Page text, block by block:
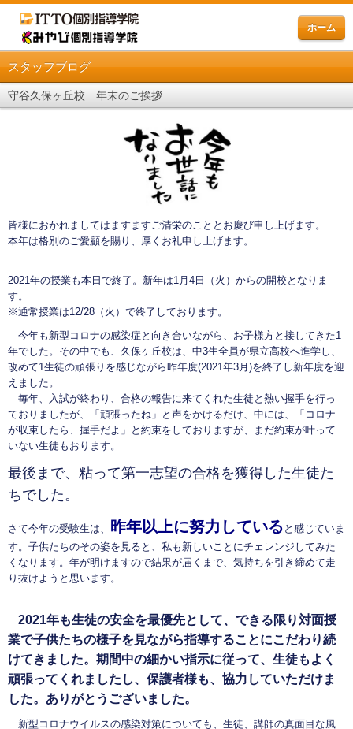
ホーム
スタッフブログ
守谷久保ヶ丘校 年末のご挨拶
皆様におかれましてはますますご清栄のこととお慶び申し上げます。
本年は格別のご愛顧を賜り、厚くお礼申し上げます。
2021年の授業も本日で終了。新年は1月4日（火）からの開校となりま
す。
※通常授業は12/28（火）で終了しております。
今年も新型コロナの感染症と向き合いながら、お子様方と接してきた1
年でした。その中でも、久保ヶ丘校は、中3生全員が県立高校へ進学し、
改めて1生徒の頑張りを感じながら昨年度(2021年3月)を終了し新年度を迎
えました。
毎年、入試が終わり、合格の報告に来てくれた生徒と熱い握手を行っ
ておりましたが、「頑張ったね」と声をかけるだけ、中には、「コロナ
が収束したら、握手だよ」と約束をしておりますが、まだ約束が叶って
いない生徒もおります。
最後まで、粘って第一志望の合格を獲得した生徒た
ちでした。
さて今年の受験生は、 昨年以上に努力している と感じていま
す。子供たちのその姿を見ると、私も新しいことにチェレンジしてみた
くなります。年が明けますので結果が届くまで、気持ちを引き締めて走
り抜けようと思います。
2021年も生徒の安全を最優先として、できる限り対面授
業で子供たちの様子を見ながら指導することにこだわり続
けてきました。期間中の細かい指示に従って、生徒もよく
頑張ってくれましたし、保護者様も、協力していただけま
した。ありがとうございました。
新型コロナウイルスの感染対策についても、生徒、講師の真面目な風